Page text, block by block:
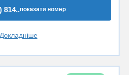
814..показати номер
Докладніше